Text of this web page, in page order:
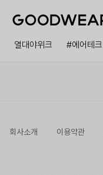
열대야위크 #에어테크
회사소개 이용약관